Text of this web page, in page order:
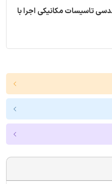
تاسیسات مکانیکی اجرا با